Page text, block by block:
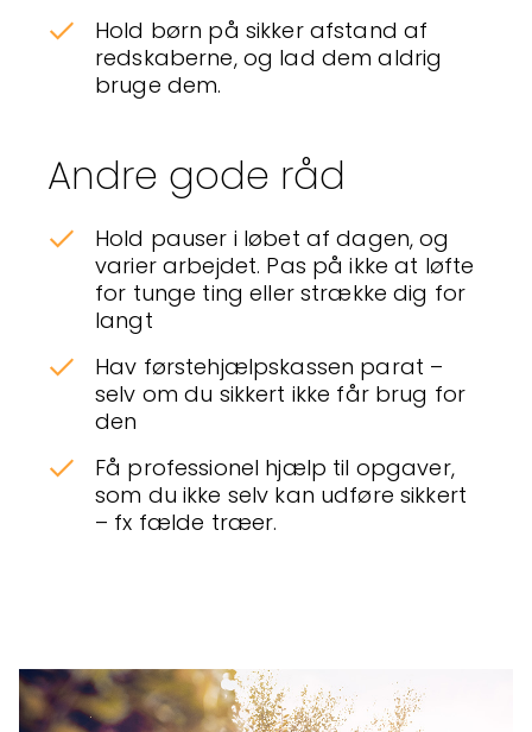
Hold børn på sikker afstand af
redskaberne, og lad dem aldrig
bruge dem.
Andre gode råd
Hold pauser i løbet af dagen, og
varier arbejdet. Pas på ikke at løfte
for tunge ting eller strække dig for
langt
Hav førstehjælpskassen parat –
selv om du sikkert ikke får brug for
den
Få professionel hjælp til opgaver,
som du ikke selv kan udføre sikkert
­– fx fælde træer.